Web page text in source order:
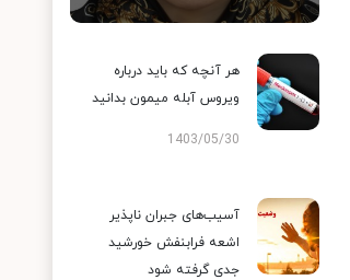
هر آنچه که باید درباره
ویروس آبله میمون بدانید
1403/05/30
آسیب‌های جبران ناپذیر
اشعه فرابنفش خورشید
جدی گرفته شود